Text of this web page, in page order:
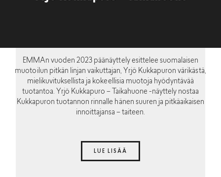
EMMAn vuoden 2023 päänäyttely esittelee suomalaisen
muotoilun pitkän linjan vaikuttajan, Yrjö Kukkapuron värikästä,
mielikuvituksellista ja kokeellisia muotoja hyödyntävää
tuotantoa. Yrjö Kukkapuro – Taikahuone -näyttely nostaa
Kukkapuron tuotannon rinnalle hänen suuren ja pitkäaikaisen
innoittajansa – taiteen.
LUE LISÄÄ